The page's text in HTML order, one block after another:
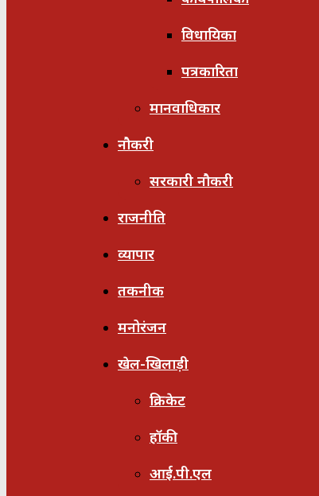
विधायिका
पत्रकारिता
मानवाधिकार
नौकरी
सरकारी नौकरी
राजनीति
व्यापार
तकनीक
मनोरंजन
खेल-खिलाड़ी
क्रिकेट
हॉकी
आई.पी.एल